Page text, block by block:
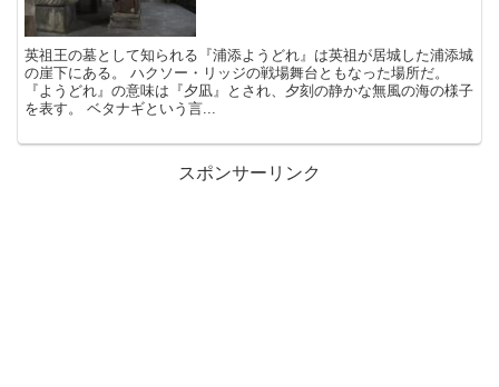
英祖王の墓として知られる『浦添ようどれ』は英祖が居城した浦添城
の崖下にある。 ハクソー・リッジの戦場舞台ともなった場所だ。
『ようどれ』の意味は『夕凪』とされ、夕刻の静かな無風の海の様子
を表す。 ベタナギという言...
スポンサーリンク